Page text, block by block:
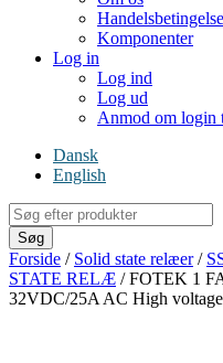
Komponenter
Log in
Log ind
Log ud
Anmod om login
Dansk
English
Products
search
Søg
Forside / Solid state relæer/
STATE RELÆ / FOTEK 1
32VDC/25A AC High voltage